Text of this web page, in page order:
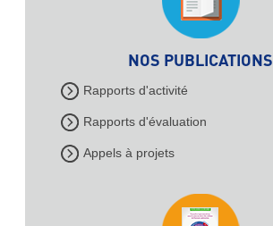
NOS PUBLICATIONS
Rapports d'activité
Rapports d'évaluation
Appels à projets